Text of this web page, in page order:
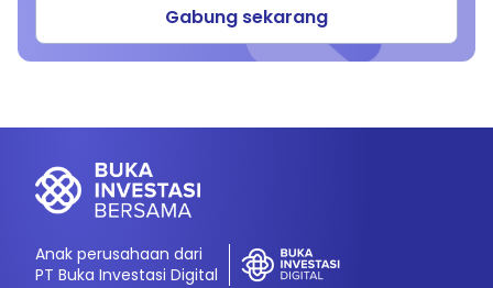
Gabung sekarang
Anak perusahaan dari
PT Buka Investasi Digital